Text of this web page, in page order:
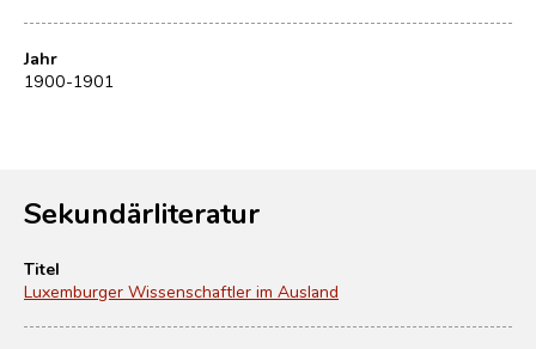
Jahr
1900-1901
Sekundärliteratur
Titel
Luxemburger Wissenschaftler im Ausland